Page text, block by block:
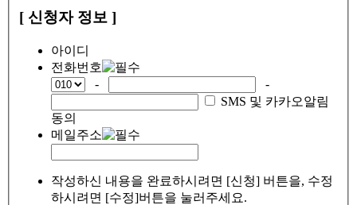
[ 신청자 정보 ]
아이디
전화번호
-
-
SMS 및 카카오알림
동의
메일주소
작성하신 내용을 완료하시려면 [신청] 버튼을, 수정
하시려면 [수정]버튼을 눌러주세요.